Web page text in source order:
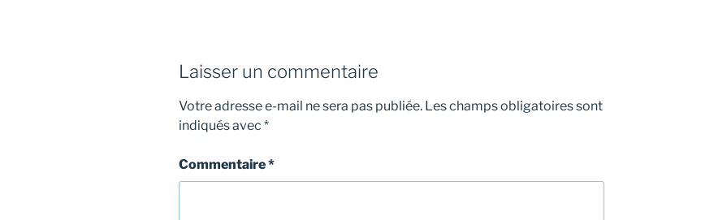
Laisser un commentaire
Votre adresse e-mail ne sera pas publiée. Les champs obligatoires sont
indiqués avec *
Commentaire*